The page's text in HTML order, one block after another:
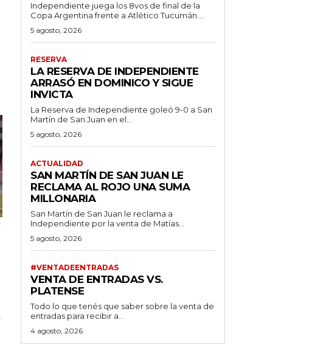
Independiente juega los 8vos de final de la
Copa Argentina frente a Atlético Tucumán....
5 agosto, 2026
RESERVA
LA RESERVA DE INDEPENDIENTE
ARRASÓ EN DOMINICO Y SIGUE
INVICTA
La Reserva de Independiente goleó 9-0 a San
Martín de San Juan en el...
5 agosto, 2026
ACTUALIDAD
SAN MARTÍN DE SAN JUAN LE
RECLAMA AL ROJO UNA SUMA
MILLONARIA
San Martín de San Juan le reclama a
Independiente por la venta de Matías...
5 agosto, 2026
#VENTADEENTRADAS
VENTA DE ENTRADAS VS.
PLATENSE
Todo lo que tenés que saber sobre la venta de
entradas para recibir a...
4 agosto, 2026